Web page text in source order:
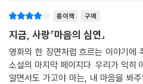
종이책 구매
지금, 사랑『마음의 심연』
영화의 한 장면처럼 흐르는 이야기에
소설의 마지막 페이지다. 우리가 익히
알면서도 가고야 마는, 내 마음을 봐